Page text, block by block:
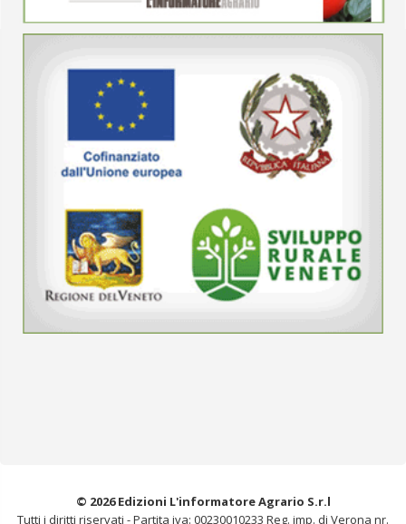
© 2026 Edizioni L'informatore Agrario S.r.l
Tutti i diritti riservati -Partita iva: 00230010233 Reg. imp. di Verona nr.